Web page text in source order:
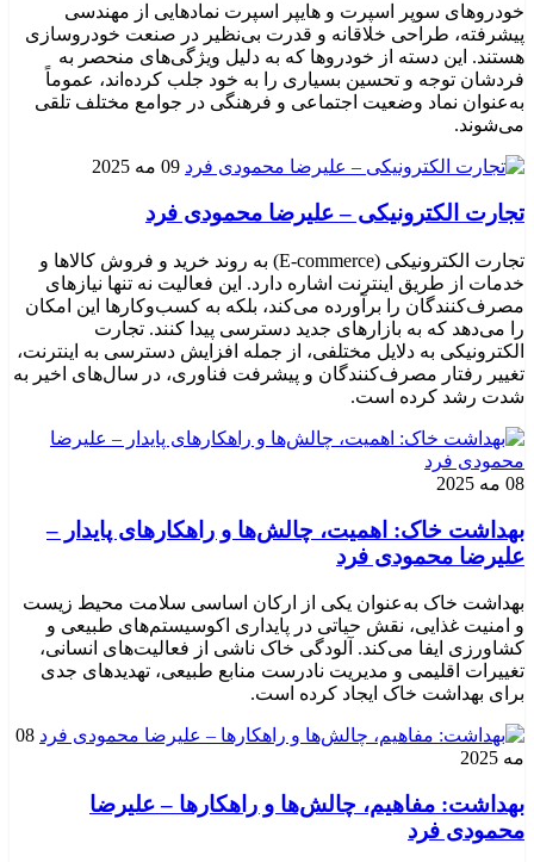
خودروهای سوپر اسپرت و هایپر اسپرت نمادهایی از مهندسی
پیشرفته، طراحی خلاقانه و قدرت بی‌نظیر در صنعت خودروسازی
هستند. این دسته از خودروها که به دلیل ویژگی‌های منحصر به
فردشان توجه و تحسین بسیاری را به خود جلب کرده‌اند، عموماً
به‌عنوان نماد وضعیت اجتماعی و فرهنگی در جوامع مختلف تلقی
می‌شوند.
09 مه 2025
تجارت الکترونیکی – علیرضا محمودی فرد
تجارت الکترونیکی (E-commerce) به روند خرید و فروش کالاها و
خدمات از طریق اینترنت اشاره دارد. این فعالیت نه تنها نیازهای
مصرف‌کنندگان را برآورده می‌کند، بلکه به کسب‌وکارها این امکان
را می‌دهد که به بازارهای جدید دسترسی پیدا کنند. تجارت
الکترونیکی به دلایل مختلفی، از جمله افزایش دسترسی به اینترنت،
تغییر رفتار مصرف‌کنندگان و پیشرفت فناوری، در سال‌های اخیر به
شدت رشد کرده است.
08 مه 2025
بهداشت خاک: اهمیت، چالش‌ها و راهکارهای پایدار –
علیرضا محمودی فرد
بهداشت خاک به‌عنوان یکی از ارکان اساسی سلامت محیط زیست
و امنیت غذایی، نقش حیاتی در پایداری اکوسیستم‌های طبیعی و
کشاورزی ایفا می‌کند. آلودگی خاک ناشی از فعالیت‌های انسانی،
تغییرات اقلیمی و مدیریت نادرست منابع طبیعی، تهدیدهای جدی
برای بهداشت خاک ایجاد کرده است.
08
مه 2025
بهداشت: مفاهیم، چالش‌ها و راهکارها – علیرضا
محمودی فرد